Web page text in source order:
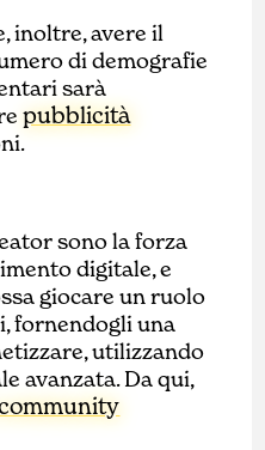
inoltre, avere il
di demografie
sarà
pubblicità
sono la forza
digitale, e
giocare un ruolo
fornendogli una
utilizzando
avanzata. Da qui,